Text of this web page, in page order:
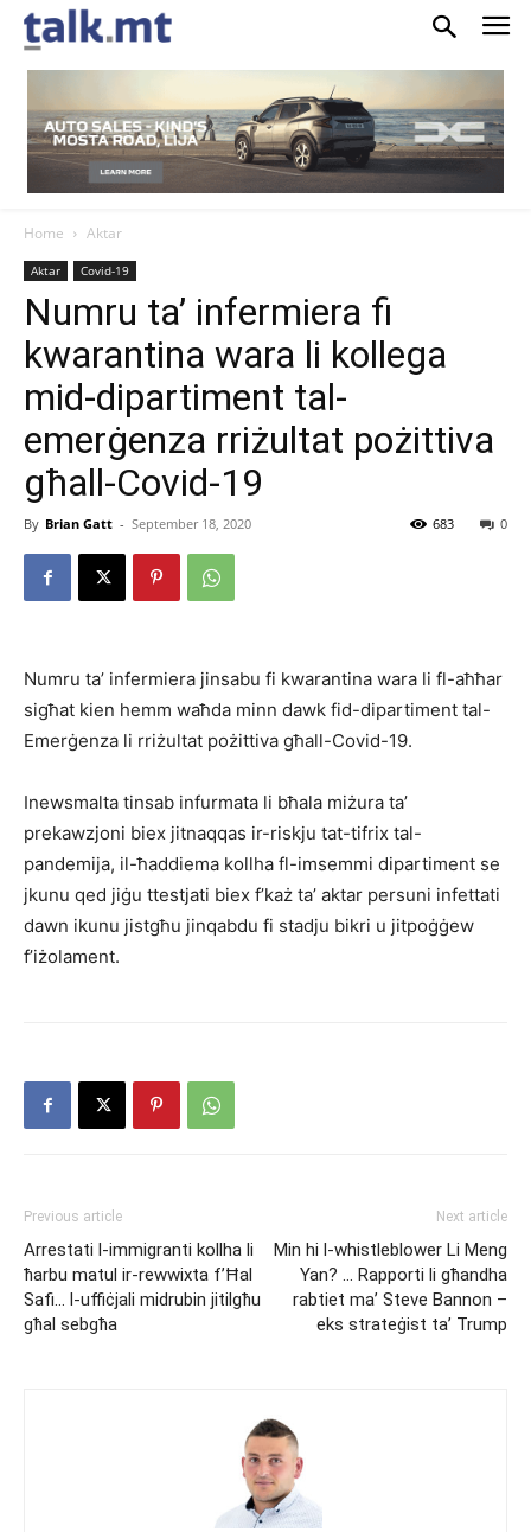
Home Aktar
Aktar Covid-19
Numru ta’ infermiera fi
kwarantina wara li kollega
mid-dipartiment tal-
emerġenza rriżultat pożittiva
għall-Covid-19
By Brian Gatt - September 18, 2020 0
683
Numru ta’ infermiera jinsabu fi kwarantina wara li fl-aħħar
sigħat kien hemm waħda minn dawk fid-dipartiment tal-
Emerġenza li rriżultat pożittiva għall-Covid-19.
Inewsmalta tinsab infurmata li bħala miżura ta’
prekawzjoni biex jitnaqqas ir-riskju tat-tifrix tal-
pandemija, il-ħaddiema kollha fl-imsemmi dipartiment se
jkunu qed jiġu ttestjati biex f’każ ta’ aktar persuni infettati
dawn ikunu jistgħu jinqabdu fi stadju bikri u jitpoġġew
f’iżolament.
Previous article
Arrestati l-immigranti kollha li
ħarbu matul ir-rewwixta f’Ħal
Safi… l-uffiċjali midrubin jitilgħu
għal sebgħa
Next article
Min hi l-whistleblower Li Meng
Yan? … Rapporti li għandha
rabtiet ma’ Steve Bannon –
eks strateġist ta’ Trump